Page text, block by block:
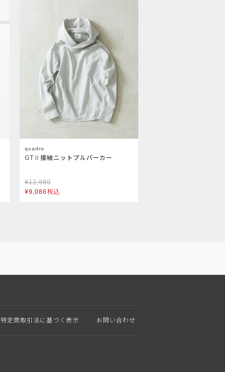
quadro
GTⅡ接結ニットプルパーカー
¥12,980
¥9,086税込
特定商取引法に基づく表示 お問い合わせ